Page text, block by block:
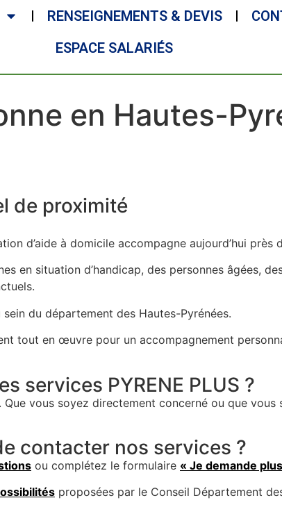
RENSEIGNEMENTS & DEVIS
ESPACE SALARIÉS
en Hautes-
de proximité
d’aide à domicile accompagne aujourd’hui près
en situation d’handicap, des personnes âgées,
sein du département des Hautes-Pyrénées.
tout en œuvre pour un accompagnement
services PYRENE PLUS ?
vous soyez directement concerné ou que vous
contacter nos services ?
ou complétez le formulaire « Je demande
proposées par le Conseil Département